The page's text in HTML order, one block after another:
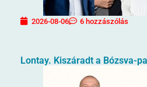
2026-08-06 6 hozzászólás
Lontay. Kiszáradt a Bózsva-